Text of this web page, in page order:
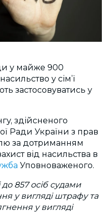
у майже 900
у сім’ї
застосовуватись у
здійсненого
Ради України з прав
за дотриманням
від насильства в
Уповноваженого.
857 осіб судами
у вигляді штрафу та
у вигляді